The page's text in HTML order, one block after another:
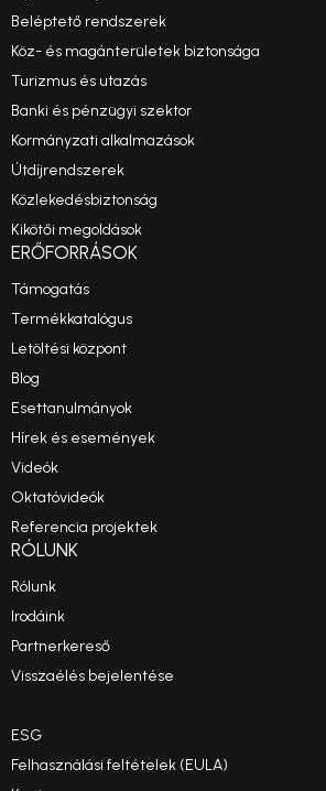
Beléptető rendszerek
Köz- és magánterületek biztonsága
Turizmus és utazás
Banki és pénzügyi szektor
Kormányzati alkalmazások
Útdíjrendszerek
Közlekedésbiztonság
Kikötői megoldások
ERŐFORRÁSOK
Támogatás
Termékkatalógus
Letöltési központ
Blog
Esettanulmányok
Hírek és események
Videók
Oktatóvideók
Referencia projektek
RÓLUNK
Rólunk
Irodáink
Partnerkereső
Visszaélés bejelentése
ESG
Felhasználási feltételek (EULA)